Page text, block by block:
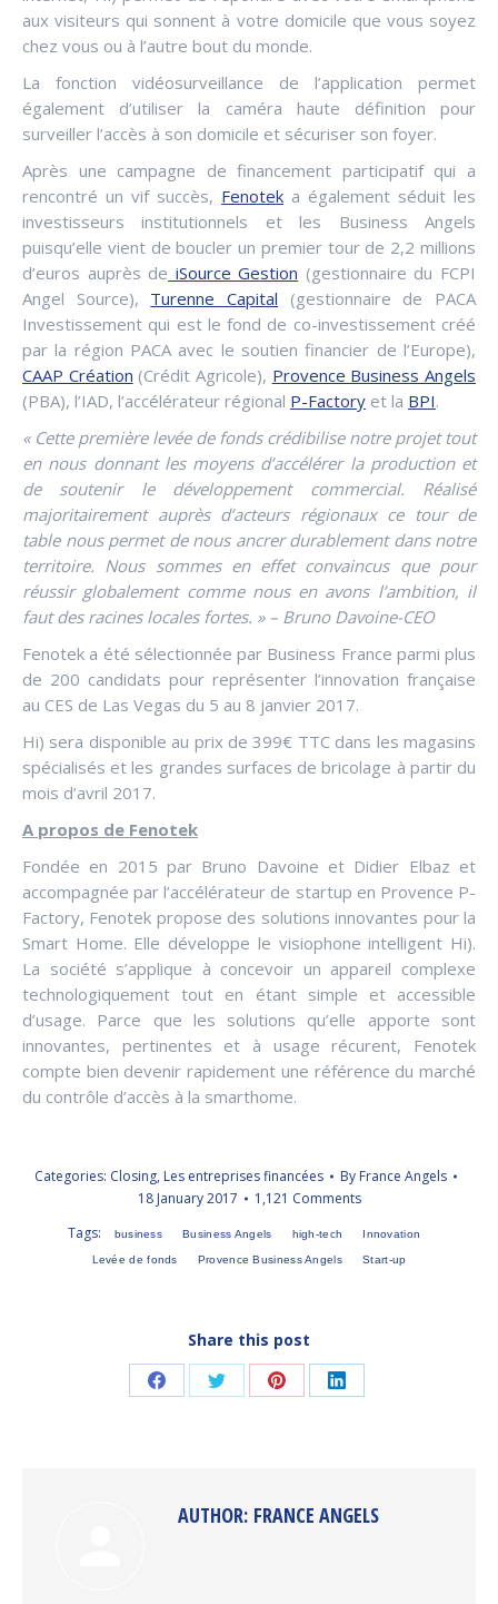
aux visiteurs qui sonnent à votre domicile que vous soyez
chez vous ou à l’autre bout du monde.
La fonction vidéosurveillance de l’application permet
également d’utiliser la caméra haute définition pour
surveiller l’accès à son domicile et sécuriser son foyer.
Après une campagne de financement participatif qui a
rencontré un vif succès, Fenotek a également séduit les
investisseurs institutionnels et les Business Angels
puisqu’elle vient de boucler un premier tour de 2,2 millions
d’euros auprès de iSource Gestion (gestionnaire du FCPI
Angel Source), Turenne Capital (gestionnaire de PACA
Investissement qui est le fond de co-investissement créé
par la région PACA avec le soutien financier de l’Europe),
CAAP Création (Crédit Agricole), Provence Business Angels
(PBA), l’IAD, l’accélérateur régional P-Factory et la BPI.
« Cette première levée de fonds crédibilise notre projet tout
en nous donnant les moyens d’accélérer la production et
de soutenir le développement commercial. Réalisé
majoritairement auprès d’acteurs régionaux ce tour de
table nous permet de nous ancrer durablement dans notre
territoire. Nous sommes en effet convaincus que pour
réussir globalement comme nous en avons l’ambition, il
faut des racines locales fortes. » – Bruno Davoine-CEO
Fenotek a été sélectionnée par Business France parmi plus
de 200 candidats pour représenter l’innovation française
au CES de Las Vegas du 5 au 8 janvier 2017.
Hi) sera disponible au prix de 399€ TTC dans les magasins
spécialisés et les grandes surfaces de bricolage à partir du
mois d’avril 2017.
A propos de Fenotek
Fondée en 2015 par Bruno Davoine et Didier Elbaz et
accompagnée par l’accélérateur de startup en Provence P-
Factory, Fenotek propose des solutions innovantes pour la
Smart Home. Elle développe le visiophone intelligent Hi).
La société s’applique à concevoir un appareil complexe
technologiquement tout en étant simple et accessible
d’usage. Parce que les solutions qu’elle apporte sont
innovantes, pertinentes et à usage récurent, Fenotek
compte bien devenir rapidement une référence du marché
du contrôle d’accès à la smarthome.
Categories: Closing, Les entreprises financées By France Angels
18 January 2017
1,121 Comments
Tags:
business Business Angels high-tech Innovation
Levée de fonds Provence Business Angels Start-up
Share this post
Share Share Share Share
AUTHOR: FRANCE ANGELS